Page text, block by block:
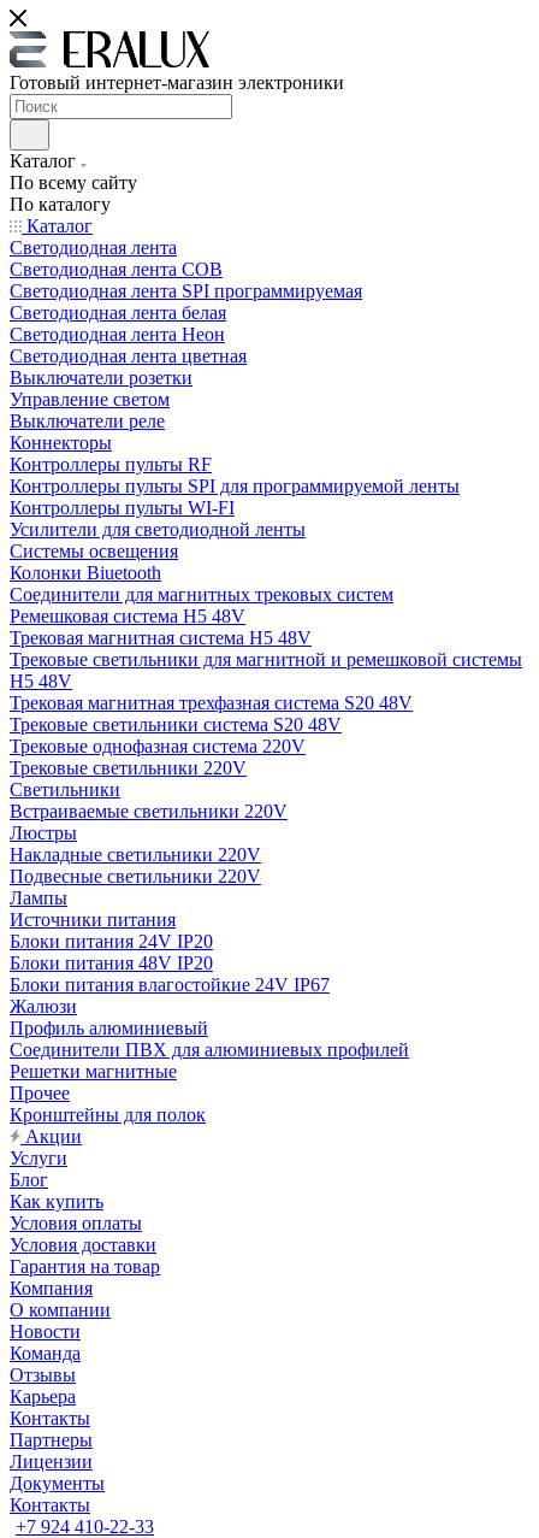
Готовый интернет-магазин электроники
Каталог
По всему сайту
По каталогу
Каталог
Светодиодная лента
Светодиодная лента COB
Светодиодная лента SPI программируемая
Светодиодная лента белая
Светодиодная лента Неон
Светодиодная лента цветная
Выключатели розетки
Управление светом
Выключатели реле
Коннекторы
Контроллеры пульты RF
Контроллеры пульты SPI для программируемой ленты
Контроллеры пульты WI-FI
Усилители для светодиодной ленты
Системы освещения
Колонки Biuetooth
Соединители для магнитных трековых систем
Ремешковая система H5 48V
Трековая магнитная система H5 48V
Трековые светильники для магнитной и ремешковой системы
H5 48V
Трековая магнитная трехфазная система S20 48V
Трековые светильники система S20 48V
Трековые однофазная система 220V
Трековые светильники 220V
Светильники
Встраиваемые светильники 220V
Люстры
Накладные светильники 220V
Подвесные светильники 220V
Лампы
Источники питания
Блоки питания 24V IP20
Блоки питания 48V IP20
Блоки питания влагостойкие 24V IP67
Жалюзи
Профиль алюминиевый
Соединители ПВХ для алюминиевых профилей
Решетки магнитные
Прочее
Кронштейны для полок
Акции
Услуги
Блог
Как купить
Условия оплаты
Условия доставки
Гарантия на товар
Компания
О компании
Новости
Команда
Отзывы
Карьера
Контакты
Партнеры
Лицензии
Документы
Контакты
+7 924 410-22-33